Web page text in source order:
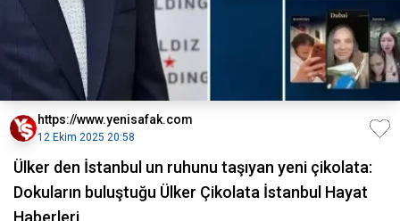
https://www.yenisafak.com
12 Ekim 2025 20:58
Ülker den İstanbul un ruhunu taşıyan yeni çikolata:
Dokuların buluştuğu Ülker Çikolata İstanbul Hayat
Haberleri